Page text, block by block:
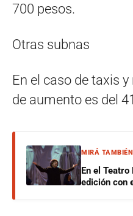
700 pesos.
Otras subnas
En el caso de taxis
de aumento es del
MIRÁ TAMBIÉN
En el
edición con